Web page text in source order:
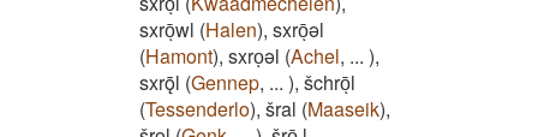
sxrōͅwl (Halen), sxrōͅəl
(Hamont), sxroͅəl (Achel, ... ),
sxrǭl (Gennep, ... ), šchrōͅl
(Tessenderlo), šral (Maaseik),